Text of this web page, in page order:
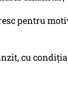
pentru
cu